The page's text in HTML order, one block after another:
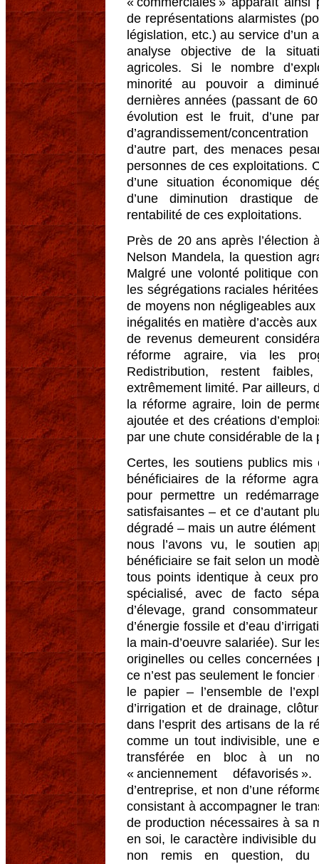
de représentations alarmistes
législation, etc.) au service d’un
analyse objective de la
agricoles. Si le nombre
minorité au pouvoir a
dernières années (passant de
évolution est le fruit, d’une
d’agrandissement/
d’autre part, des menaces
personnes de ces exploitations.
d’une situation économique
d’une diminution drastique
rentabilité de ces exploitations.
Près de 20 ans après l’élection
Nelson Mandela, la question
Malgré une volonté politique
les ségrégations raciales
de moyens non négligeables
inégalités en matière d’accès
de revenus demeurent
réforme agraire, via les
Redistribution, restent
extrêmement limité. Par ailleurs,
la réforme agraire, loin de
ajoutée et des créations
par une chute considérable de la
Certes, les soutiens publics
bénéficiaires de la réforme
pour permettre un
satisfaisantes – et ce d’autant
dégradé – mais un autre élément
nous l’avons vu, le soutien
bénéficiaire se fait selon un
tous points identique à ceux
spécialisé, avec de facto
d’élevage, grand
d’énergie fossile et d’eau
la main-d’oeuvre salariée). Sur
originelles ou celles
ce n’est pas seulement le
le papier – l’ensemble de
d’irrigation et de drainage,
dans l’esprit des artisans de la
comme un tout indivisible, une
transférée en bloc à un
« anciennement
d’entreprise, et non d’une
consistant à accompagner le
de production nécessaires à sa
en soi, le caractère indivisible
non remis en question, du